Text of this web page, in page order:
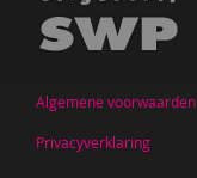
Algemene voorwaarden
Privacyverklaring